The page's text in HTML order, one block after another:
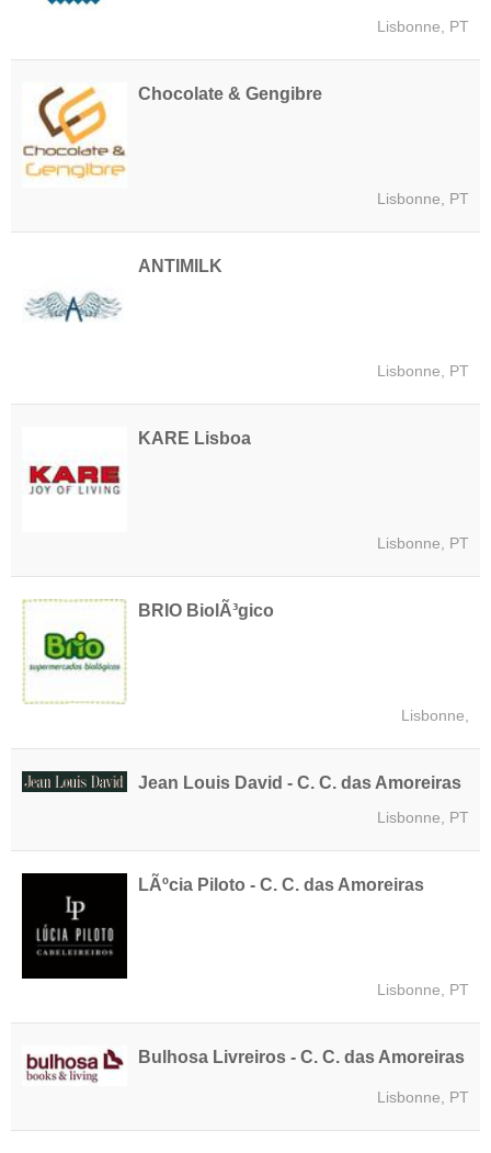
Lisbonne, PT
Chocolate & Gengibre
Lisbonne, PT
ANTIMILK
Lisbonne, PT
KARE Lisboa
Lisbonne, PT
BRIO BiolÃ³gico
Lisbonne,
Jean Louis David - C. C. das Amoreiras
Lisbonne, PT
LÃºcia Piloto - C. C. das Amoreiras
Lisbonne, PT
Bulhosa Livreiros - C. C. das Amoreiras
Lisbonne, PT